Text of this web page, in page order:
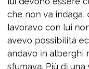
che non va indaga,
lavoravo con lui
avevo possibilità
andavo in alberghi
sfumava. Più di